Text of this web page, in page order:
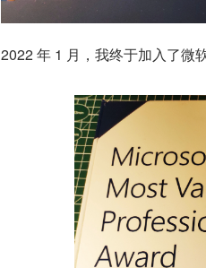
2022 年 1 月，我终于加入了微